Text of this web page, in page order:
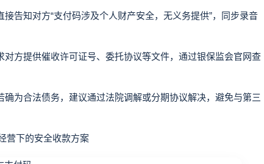
知对方“支付码涉及个人财产安全，无义务提供”，同步录音
方提供催收许可证号、委托协议等文件，通过银保监会官网查
为合法债务，建议通过法院调解或分期协议解决，避免与第三
下的安全收款方案